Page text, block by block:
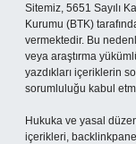
Sitemiz, 5651 Sayılı
Kurumu (BTK)
vermektedir. Bu
veya araştırma
yazdıkları içeriklerin
sorumluluğu kabul
Hukuka ve yasal
içerikleri,